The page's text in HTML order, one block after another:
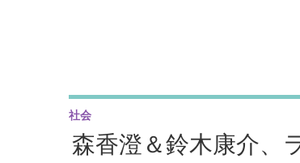
森香澄＆鈴木康介、
社会